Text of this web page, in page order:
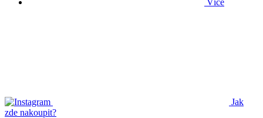
Více
Jak
zde nakoupit?